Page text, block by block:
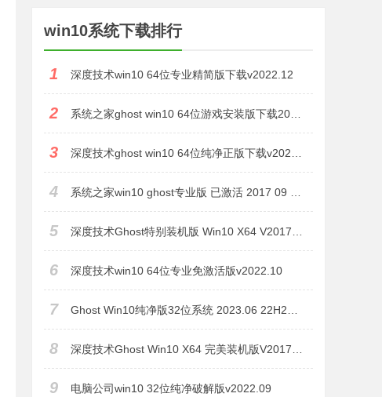
win10系统下载排行
1 深度技术win10 64位专业精简版下载v2022.12
2
3
4
5
6 深度技术win10 64位专业免激活版v2022.10
7
8
9 电脑公司win10 32位纯净破解版v2022.09